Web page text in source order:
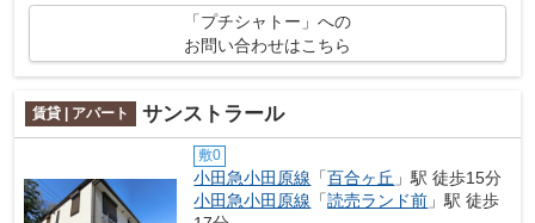
「プチシャトー」への
お問い合わせはこちら
賃貸 | アパート サンストラール
敷0
小田急小田原線 「百合ヶ丘 」駅 徒歩15分
小田急小田原線 「読売ランド前 」駅 徒歩